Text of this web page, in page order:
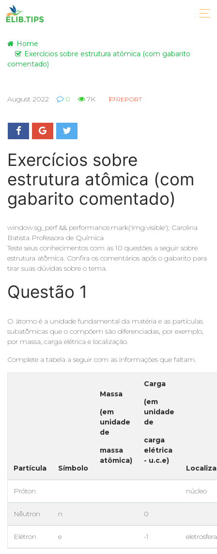
Home
Exercícios sobre estrutura atômica (com gabarito
comentado)
August 2022 0 7K REPORT
Exercícios sobre
estrutura atômica (com
gabarito comentado)
window.sg_perf && performance.mark('img:visible'); Carolina
Batista Professora de Química
Teste seus conhecimentos com as 10 questões a seguir sobre
estrutura atômica. Confira os comentários após o gabarito para
tirar suas dúvidas sobre o tema.
Questão 1
O átomo é a unidade fundamental da matéria e as partículas
subatômicas que o compõem são diferenciadas, por exemplo,
por massa, carga elétrica e localização.
Complete a tabela a seguir com as informações que faltam.
Partícula Símbolo
Massa
(em
unidade
de
massa
atômica)
Carga
(em
unidade
de
carga
elétrica
- u.c.e)
Próton núcleo
Nêutron n 0
Elétron e -1 eletrosfera